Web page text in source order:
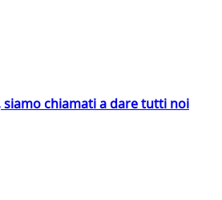
chiamati a dare tutti noi